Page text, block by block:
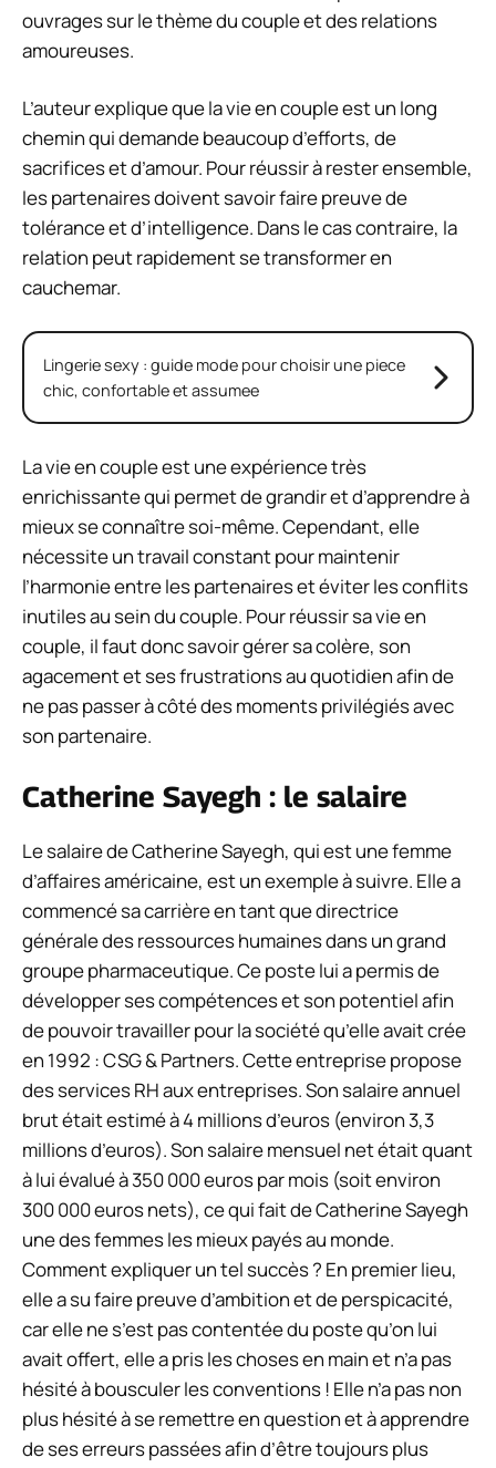
ouvrages sur le thème du couple et des relations
amoureuses.
L’auteur explique que la vie en couple est un long
chemin qui demande beaucoup d’efforts, de
sacrifices et d’amour. Pour réussir à rester ensemble,
les partenaires doivent savoir faire preuve de
tolérance et d’intelligence. Dans le cas contraire, la
relation peut rapidement se transformer en
cauchemar.
Lingerie sexy : guide mode pour choisir une piece
chic, confortable et assumee
La vie en couple est une expérience très
enrichissante qui permet de grandir et d’apprendre à
mieux se connaître soi-même. Cependant, elle
nécessite un travail constant pour maintenir
l’harmonie entre les partenaires et éviter les conflits
inutiles au sein du couple. Pour réussir sa vie en
couple, il faut donc savoir gérer sa colère, son
agacement et ses frustrations au quotidien afin de
ne pas passer à côté des moments privilégiés avec
son partenaire.
Catherine Sayegh : le salaire
Le salaire de Catherine Sayegh, qui est une femme
d’affaires américaine, est un exemple à suivre. Elle a
commencé sa carrière en tant que directrice
générale des ressources humaines dans un grand
groupe pharmaceutique. Ce poste lui a permis de
développer ses compétences et son potentiel afin
de pouvoir travailler pour la société qu’elle avait crée
en 1992 : CSG & Partners. Cette entreprise propose
des services RH aux entreprises. Son salaire annuel
brut était estimé à 4 millions d’euros (environ 3,3
millions d’euros). Son salaire mensuel net était quant
à lui évalué à 350 000 euros par mois (soit environ
300 000 euros nets), ce qui fait de Catherine Sayegh
une des femmes les mieux payés au monde.
Comment expliquer un tel succès ? En premier lieu,
elle a su faire preuve d’ambition et de perspicacité,
car elle ne s’est pas contentée du poste qu’on lui
avait offert, elle a pris les choses en main et n’a pas
hésité à bousculer les conventions ! Elle n’a pas non
plus hésité à se remettre en question et à apprendre
de ses erreurs passées afin d’être toujours plus